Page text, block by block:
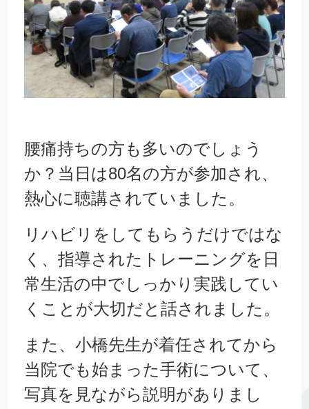
腰痛持ちの方も多いのでしょう
か？当日は80名の方が参加され、
熱心に聴講されていました。
リハビリをしてもらうだけではな
く、指導されたトレーニングを日
常生活の中でしっかり実践してい
くことが大切だと話されました。
また、小橋先生が着任されてから
当院でも始まった手術について、
写真を見ながら説明がありまし